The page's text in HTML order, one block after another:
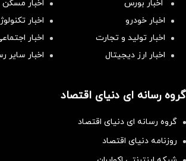
اخبار بورس
اخبار مسکن
اخبار خودرو
اخبار
اخبار تولید و تجارت
اخبار
اخبار ارز دیجیتال
اخبار سایر
گروه رسانه ای دنیای اقتصاد
گروه رسانه ای دنیای اقتصاد
روزنامه دنیای اقتصاد